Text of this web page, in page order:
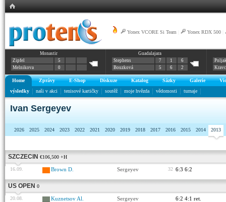
Yonex VCORE Si Team Yonex RDX 500
Monastir
Zipfel
5
Melnikova
0
Guadalajara
Stephens
7 1
6
Bouzková
5 6 2
Home Zprávy E-Shop Diskuze Katalog Sázky Galerie
výsledky
naši v akci tenisové kartičky soutěž moje hvězda vědomosti turnaje
Ivan Sergeyev
2026 2025 2024 2023 2022 2021 2020 2019 2018 2017 2016 2015 2014 2013
SZCZECIN €106,500 +H
16.09. Brown D. Sergeyev 32 6:3 6:2
US OPEN 0
20.08. Kuznetsov Al. Sergeyev 6:2 4:1 ret.